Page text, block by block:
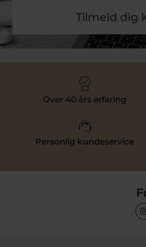
Tilmeld dig
Over 40 års erfaring
Personlig kundeservice